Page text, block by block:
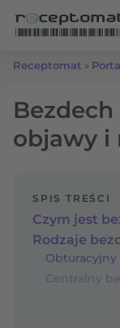
Receptomat »
Bezdech
objawy i
SPIS TREŚCI
Czym jest
Rodzaje
Obturacyjny
Centralny